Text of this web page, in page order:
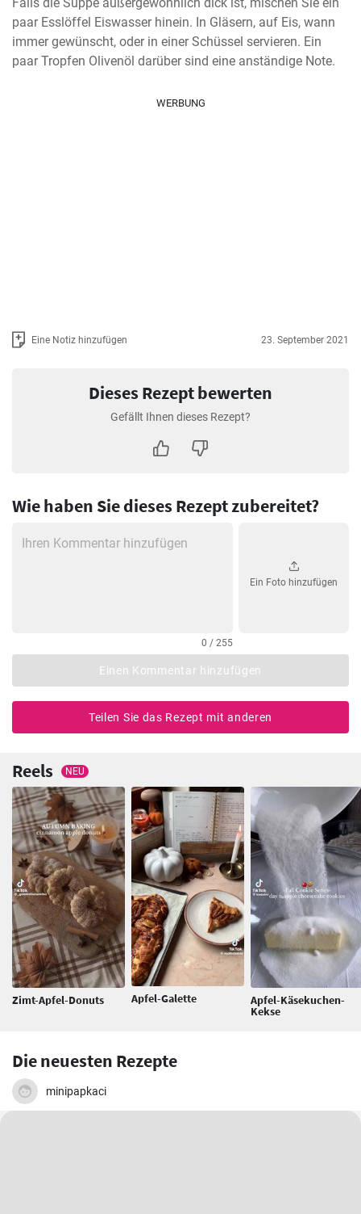
paar Esslöffel Eiswasser hinein. In Gläsern, auf Eis, wann
immer gewünscht, oder in einer Schüssel servieren. Ein
paar Tropfen Olivenöl darüber sind eine anständige Note.
WERBUNG
Eine Notiz hinzufügen 23. September 2021
Dieses Rezept bewerten
Gefällt Ihnen dieses Rezept?
Wie haben Sie dieses Rezept zubereitet?
0 / 255
Ein Foto hinzufügen
Einen Kommentar hinzufügen
Teilen Sie das Rezept mit anderen
Reels NEU
Zimt-Apfel-Donuts Apfel-Galette Apfel-Käsekuchen-
Kekse
Die neuesten Rezepte
minipapkaci